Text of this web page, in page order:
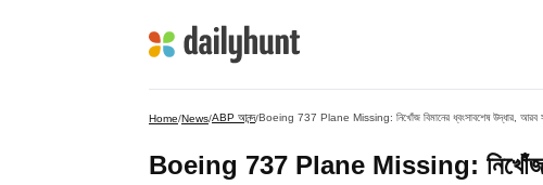
Home/News/ABP আনন্দ/Boeing 737 Plane Missing: নিখোঁজ বিমানের ধ্বংসাবশেষ উদ্ধার, আরব
Boeing 737 Plane Missing: নিখোঁজ